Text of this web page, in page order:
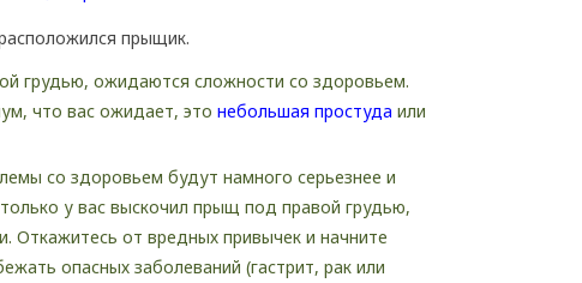
прыщик.
грудью, ожидаются сложности со здоровьем.
что вас ожидает, это небольшая простуда или
со здоровьем будут намного серьезнее и
у вас выскочил прыщ под правой грудью,
Откажитесь от вредных привычек и начните
опасных заболеваний (гастрит, рак или